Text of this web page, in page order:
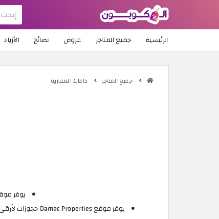
الرئيسية جميع المتاجر عروض نصائح الأزياء
جميع المتاجر داماك العقارية
يوفر
يوفر موقع Damac Properties حجوزات لأرقى الفنادق حول العالم، ويمكنك الآن الحصول عليها بسعر مميز مع عروض داماك العقارية دون تطبيق كوبون خصم داماك العقارية.